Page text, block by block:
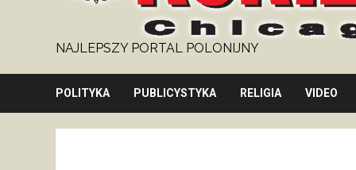
NAJLEPSZY PORTAL POLONIJNY
POLITYKA PUBLICYSTYKA RELIGIA VIDEO